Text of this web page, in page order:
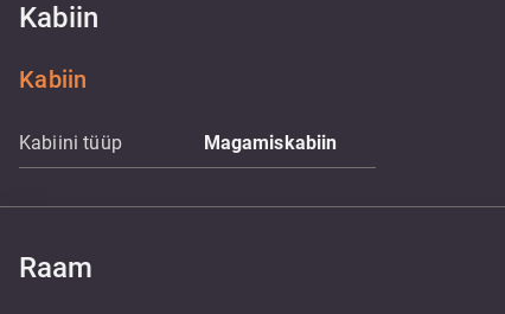
Kabiin
Kabiin
Kabiini tüüp Magamiskabiin
Raam